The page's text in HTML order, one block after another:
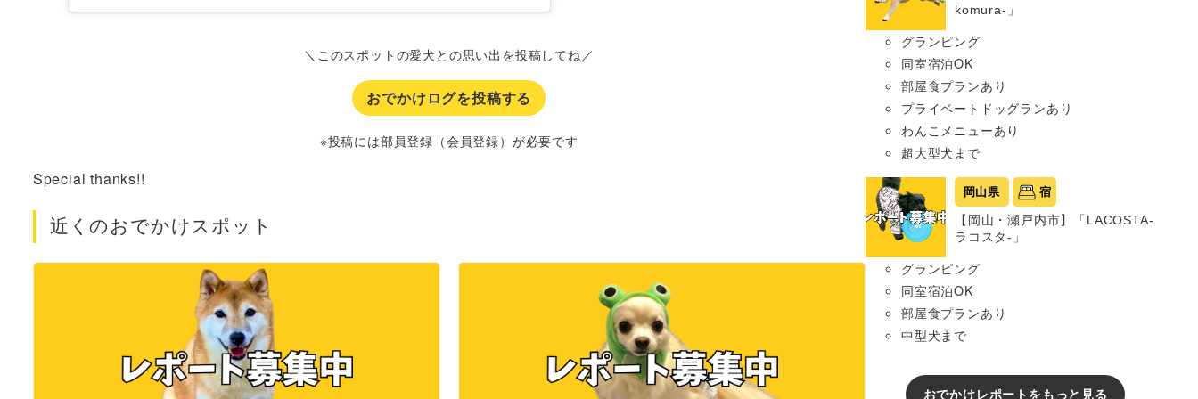
＼このスポットの愛犬との思い出を投稿してね／
おでかけログを投稿する
※投稿には部員登録（会員登録）が必要です
Special thanks!!
近くのおでかけスポット
komura-」
グランピング
同室宿泊OK
部屋食プランあり
プライベートドッグランあり
わんこメニューあり
超大型犬まで
岡山県 宿
【岡山・瀬戸内市】「LACOSTA-
ラコスタ-」
グランピング
同室宿泊OK
部屋食プランあり
中型犬まで
おでかけレポートをもっと見る